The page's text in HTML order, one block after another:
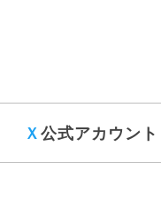
Ｘ公式アカウント